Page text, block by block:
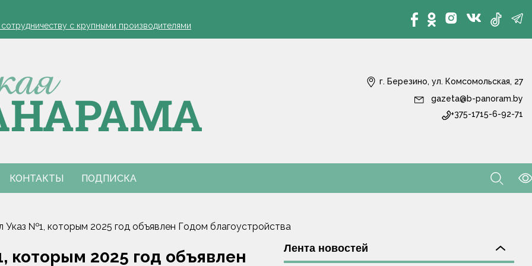
защита яблонь
с крупными производителями
я борюсь за деревню
обозначил слабые места в работе автолавок
на селе: "Просрочка и тухлятина!"
защита яблонь
с крупными производителями
я борюсь за деревню
обозначил слабые места в работе автолавок
на селе: "Просрочка и тухлятина!"
г. Березино, ул. Комсомольская, 27
gazeta@b-panoram.by
+375-1715-6-92-71
КОНТАКТЫ ПОДПИСКА
Указ №1, которым 2025 год объявлен Годом благоустройства
2025 год объявлен
Лента новостей